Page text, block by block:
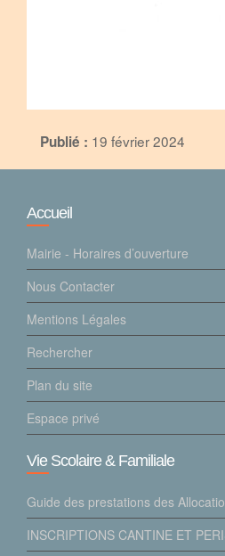
Publié : 19 février 2024
Accueil
Mairie - Horaires d’ouverture
Nous Contacter
Mentions Légales
Rechercher
Plan du site
Espace privé
Vie Scolaire & Familiale
Guide des prestations des
INSCRIPTIONS CANTINE ET